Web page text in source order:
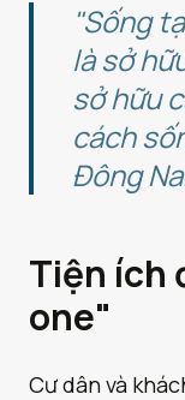
"Sống
là sở
sở hữu
cách
Đông
Tiện ích
one"
Cư dân và